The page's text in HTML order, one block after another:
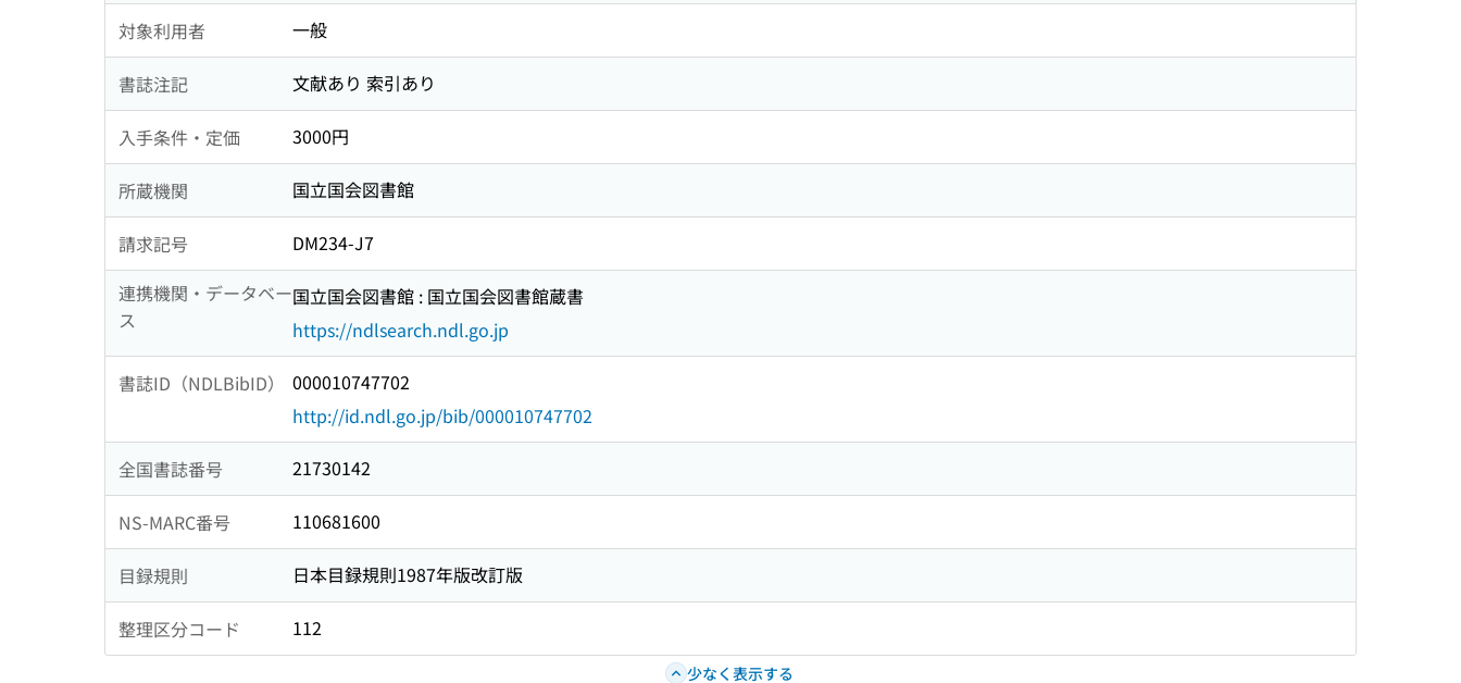
対象利用者 一般
書誌注記 文献あり 索引あり
入手条件・定価 3000円
所蔵機関 国立国会図書館
請求記号
DM234-J7
連携機関・データベー
ス
国立国会図書館 : 国立国会図書館蔵書
https://ndlsearch.ndl.go.jp
書誌ID（NDLBibID）
000010747702
http://id.ndl.go.jp/bib/000010747702
全国書誌番号 21730142
NS-MARC番号 110681600
目録規則 日本目録規則1987年版改訂版
整理区分コード 112
少なく表示する